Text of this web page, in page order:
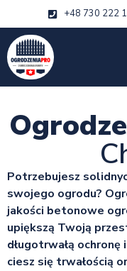
+48 730 222
Potrzebujesz
swojego ogrodu?
jakości betonowe
upiększą Twoją
długotrwałą
ciesz się trwałością